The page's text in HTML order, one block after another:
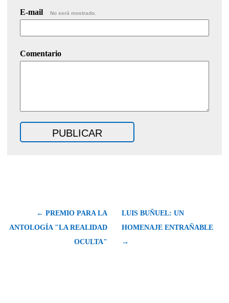
E-mail No será mostrado.
Comentario
← PREMIO PARA LA
ANTOLOGÍA "LA REALIDAD
OCULTA"
LUIS BUÑUEL: UN
HOMENAJE ENTRAÑABLE
→